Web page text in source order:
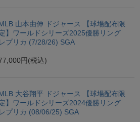
山本由伸 ドジャース 【球場配布限
】ワールドシリーズ2025優勝リング
レプリカ (7/28/26) SGA
円 (税込)
大谷翔平 ドジャース 【球場配布限
】ワールドシリーズ2024優勝リング
レプリカ (08/06/25) SGA